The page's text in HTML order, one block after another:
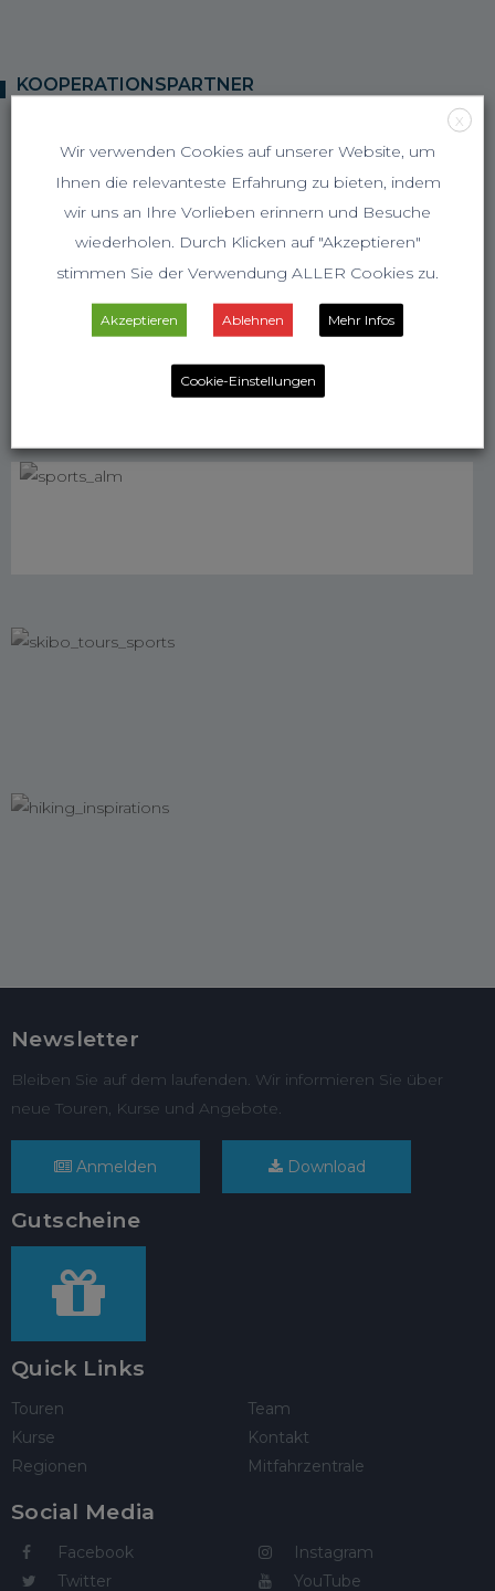
KOOPERATIONSPARTNER
Newsletter
Bleiben Sie auf dem laufenden. Wir informieren Sie über
neue Touren, Kurse und Angebote.
Anmelden Download
Gutscheine
Quick Links
Touren
Kurse
Regionen
Team
Kontakt
Mitfahrzentrale
Social Media
Facebook
Twitter
Instagram
YouTube
X
Wir verwenden Cookies auf unserer Website, um
Ihnen die relevanteste Erfahrung zu bieten, indem
wir uns an Ihre Vorlieben erinnern und Besuche
wiederholen. Durch Klicken auf "Akzeptieren"
stimmen Sie der Verwendung ALLER Cookies zu.
Akzeptieren Ablehnen Mehr Infos
Cookie-Einstellungen